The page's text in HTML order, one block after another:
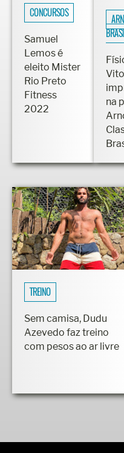
CONCURSOS
Samuel
Lemos é
eleito Mister
Rio Preto
Fitness
2022
na
TREINO
Sem camisa, Dudu
Azevedo faz treino
com pesos ao ar livre